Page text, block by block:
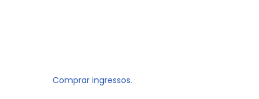
Comprar ingressos.